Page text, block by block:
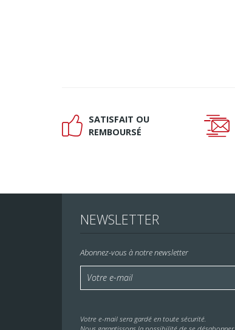
Ð SATISFAIT OU
REMBOURSÉ
Ñ
NEWSLETTER
Abonnez-vous à notre newsletter
Votre e-mail sera gardé en toute sécurité.